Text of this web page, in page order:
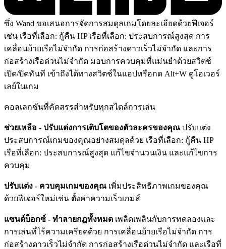
ซึ่ง Wand ขอเสนอการจัดการสมดุลเกมโดยละเอียดด้วยฟีเจอร์
เช่น เรือที่เลือก: กู้คืน HP เรือที่เลือก: ประสบการณ์สูงสุด การ
เคลื่อนย้ายเรือไม่จำกัด การก่อสร้างดาวเร็วไม่จำกัด และการ
ก่อสร้างเรือด่วนไม่จำกัด มอบการควบคุมที่แม่นยำด้วยสวิตช์
เปิด/ปิดทันที เข้าถึงได้ทางสวิตช์ในแอปหรือกด Alt+W ดูโอเวอร์
เลย์ในเกม
คอลเลกชันที่คัดสรรสำหรับทุกสไตล์การเล่น
ช่วยเหลือ - ปรับแต่งการเติบโตของตัวละครของคุณ ปรับแต่ง
ประสบการณ์เกมของคุณอย่างสมดุลด้วย เรือที่เลือก: กู้คืน HP
เรือที่เลือก: ประสบการณ์สูงสุด แก้ไขจำนวนเงิน และแก้ไขการ
ควบคุม
ปรับแต่ง - ควบคุมเกมของคุณ เพิ่มประสิทธิภาพเกมของคุณ
ด้วยฟีเจอร์ใหม่เช่น ตั้งค่าความเร็วเกมส์
แซนด์บ็อกซ์ - ทำลายกฎทั้งหมด เพลิดเพลินกับการทดลองและ
การเล่นที่ไร้ความเครียดด้วย การเคลื่อนย้ายเรือไม่จำกัด การ
ก่อสร้างดาวเร็วไม่จำกัด การก่อสร้างเรือด่วนไม่จำกัด และเรือที่